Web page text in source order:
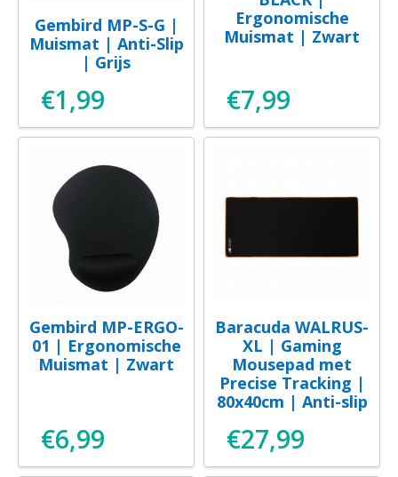
Gembird MP-S-G |
Muismat | Anti-Slip
| Grijs
€1,99
Ergonomische
Muismat | Zwart
€7,99
Gembird MP-ERGO-
01 | Ergonomische
Muismat | Zwart
€6,99
Baracuda WALRUS-
XL | Gaming
Mousepad met
Precise Tracking |
80x40cm | Anti-slip
€27,99